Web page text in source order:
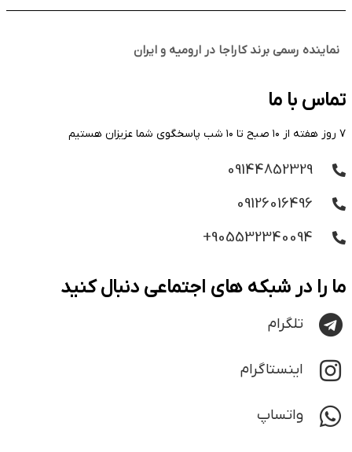
نماینده رسمی برند کاراجا در ارومیه و ایران
تماس با ما
۷ روز هفته از ۱۰ صبح تا ۱۰ شب پاسخگوی شما عزیزان هستیم
09144852329
09126016496
905532340094+
ما را در شبکه های اجتماعی دنبال کنید
تلگرام
اینستاگرام
واتساپ